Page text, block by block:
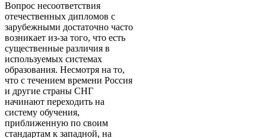
Вопрос несоответствия
отечественных дипломов с
зарубежными достаточно часто
возникает из-за того, что есть
существенные различия в
используемых системах
образования. Несмотря на то,
что с течением времени Россия
и другие страны СНГ
начинают переходить на
систему обучения,
приближенную по своим
стандартам к западной, на